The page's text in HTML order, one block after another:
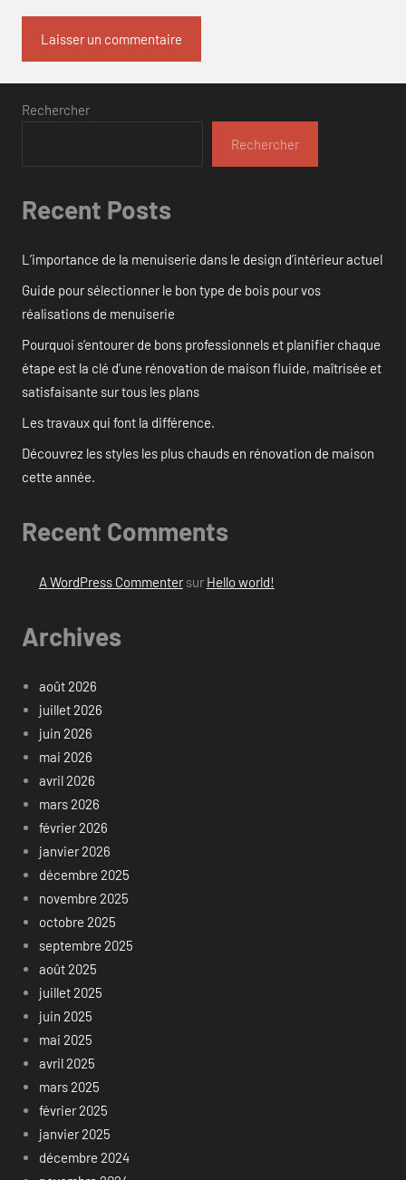
Rechercher
Rechercher
Recent Posts
L’importance de la menuiserie dans le design d’intérieur actuel
Guide pour sélectionner le bon type de bois pour vos
réalisations de menuiserie
Pourquoi s’entourer de bons professionnels et planifier chaque
étape est la clé d’une rénovation de maison fluide, maîtrisée et
satisfaisante sur tous les plans
Les travaux qui font la différence.
Découvrez les styles les plus chauds en rénovation de maison
cette année.
Recent Comments
A WordPress Commentersur Hello world!
Archives
août 2026
juillet 2026
juin 2026
mai 2026
avril 2026
mars 2026
février 2026
janvier 2026
décembre 2025
novembre 2025
octobre 2025
septembre 2025
août 2025
juillet 2025
juin 2025
mai 2025
avril 2025
mars 2025
février 2025
janvier 2025
décembre 2024